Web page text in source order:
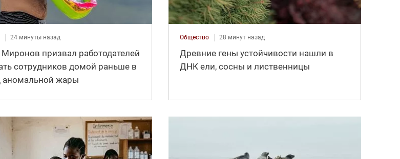
24 минуты назад
Миронов призвал работодателей
сотрудников домой раньше в
аномальной жары
Общество 28 минут назад
Древние гены устойчивости нашли в
ДНК ели, сосны и лиственницы